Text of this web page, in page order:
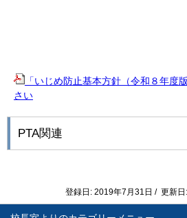
「いじめ防止基本方針（令和８年度
さい
PTA関連
登録日: 2019年7月31日 / 更新日